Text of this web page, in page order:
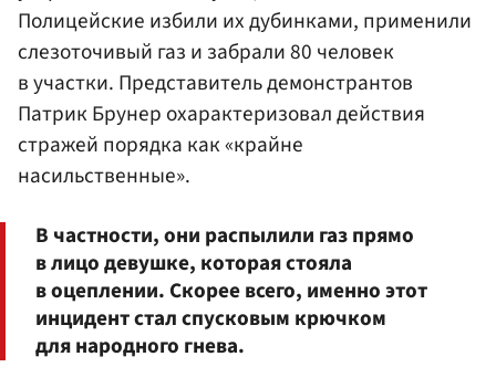
Полицейские избили их дубинками, применили
слезоточивый газ и забрали 80 человек
в участки. Представитель демонстрантов
Патрик Брунер охарактеризовал действия
стражей порядка как «крайне
насильственные».
В частности, они распылили газ прямо
в лицо девушке, которая стояла
в оцеплении. Скорее всего, именно этот
инцидент стал спусковым крючком
для народного гнева.